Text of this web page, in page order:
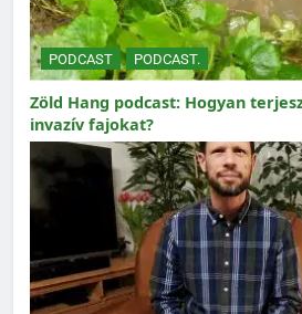
PODCAST PODCAST.
Zöld Hang podcast: Hogyan
invazív fajokat?